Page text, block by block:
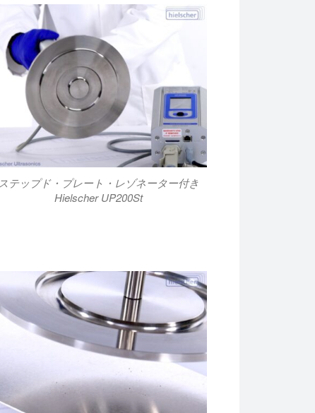
ステップド・プレート・レゾネーター付き
Hielscher UP200St